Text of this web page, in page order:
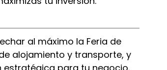
al máximo la Feria de
alojamiento y transporte, y